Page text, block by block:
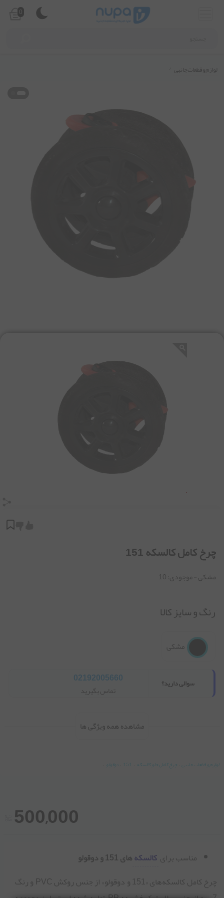
0
جانبی
چرخ کامل کالسکه 151
مشکی - موجودی: 10
رنگ و سایز کالا
مشکی
سوالی دارید؟ 02192005660
تماس بگیرید
مشاهده همه ویژگی ها
لوازم و قطعات جانبی چرخ کامل جلو کالسکه 151 دوقولو
500,000
مناسب برای کالسکه‌های 151 و دوقولو
چرخ کامل کالسکه‌های «151 و دوقولو» از جنس روکش PVC و رنگ